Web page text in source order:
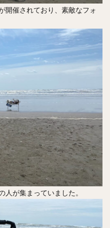
開催されており、素敵なフォ
が集まっていました。